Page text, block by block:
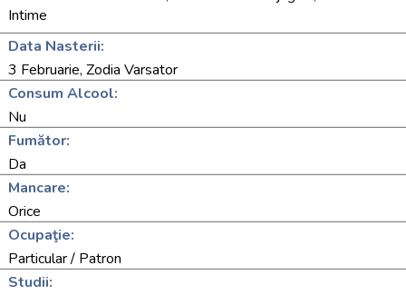
Intime
Data Nasterii:
3 Februarie, Zodia Varsator
Consum Alcool:
Nu
Fumător:
Da
Mancare:
Orice
Ocupaţie:
Particular / Patron
Studii: